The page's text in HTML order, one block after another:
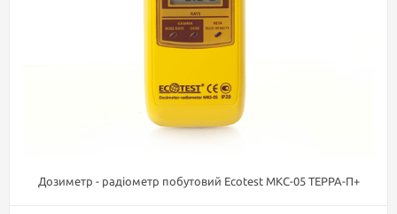
Дозиметр - радіометр побутовий Ecotest МКС-05 TEPPA-П+